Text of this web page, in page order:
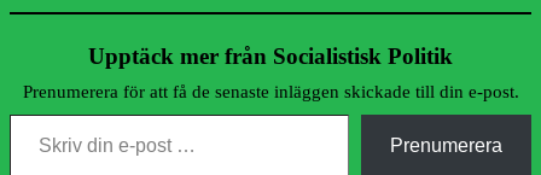
Upptäck mer från Socialistisk Politik
Prenumerera för att få de senaste inläggen skickade till din e-post.
Skriv din e-post …
Prenumerera